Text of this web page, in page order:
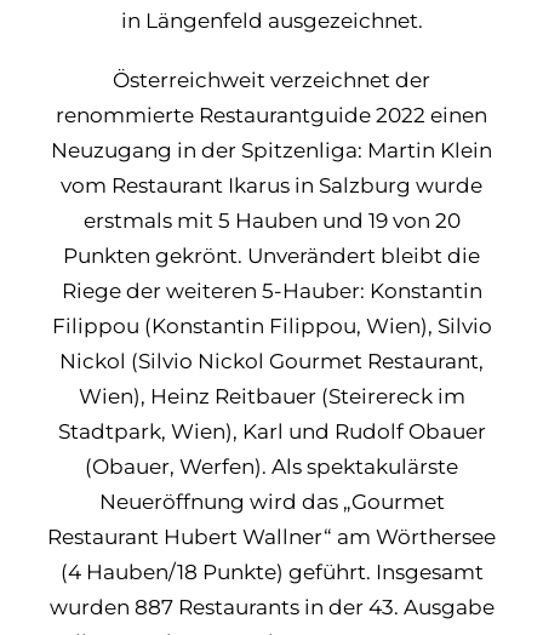
in Längenfeld ausgezeichnet.
Österreichweit verzeichnet der
renommierte Restaurantguide 2022 einen
Neuzugang in der Spitzenliga: Martin Klein
vom Restaurant Ikarus in Salzburg wurde
erstmals mit 5 Hauben und 19 von 20
Punkten gekrönt. Unverändert bleibt die
Riege der weiteren 5-Hauber: Konstantin
Filippou (Konstantin Filippou, Wien), Silvio
Nickol (Silvio Nickol Gourmet Restaurant,
Wien), Heinz Reitbauer (Steirereck im
Stadtpark, Wien), Karl und Rudolf Obauer
(Obauer, Werfen). Als spektakulärste
Neueröffnung wird das „Gourmet
Restaurant Hubert Wallner“ am Wörthersee
(4 Hauben/18 Punkte) geführt. Insgesamt
wurden 887 Restaurants in der 43. Ausgabe